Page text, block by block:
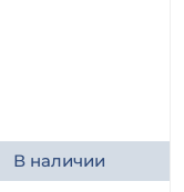
В наличии